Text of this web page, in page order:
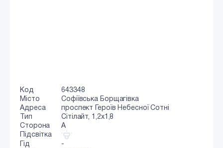
Код
643348
Місто
Софіївська Борщагівка
Адреса
проспект Героїв Небесної Сотні
Тип
Сiтiлайт, 1,2x1,8
Сторона
A
Підсвітка
Гід
-